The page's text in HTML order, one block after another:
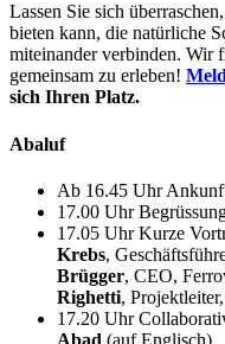
Lassen Sie sich
bieten kann, die natürliche
miteinander verbinden. Wir
gemeinsam zu erleben!
sich Ihren Platz.
Abaluf
Ab 16.45 Uhr
17.00 Uhr
17.05 UhrKurze
Krebs,
Brügger, CEO,
Righetti,
17.20 Uhr
Abad (auf Englisch)